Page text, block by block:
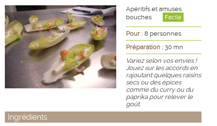
Apéritifs et amuses
bouches
Facile
Pour : 8 personnes
Préparation : 30 mn
Variez selon vos envies !
Jouez sur les accords en
rajoutant quelques raisins
secs ou des épices
comme du curry ou du
paprika pour relever le
goût.
Ingrédients